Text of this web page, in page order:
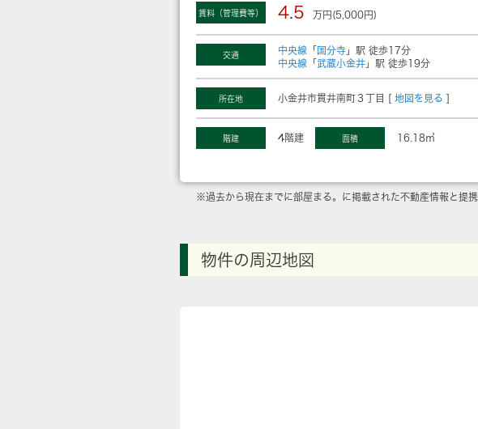
賃料（管理費等） 4.5 万円(5,000円)
交通 中央線 「 国分寺 」駅 徒歩17分
中央線 「 武蔵小金井 」駅 徒歩19分
所在地 小金井市貫井南町３丁目 [ 地図を見る ]
階建 4階建 面積 16.18㎡
※過去から現在までに部屋まる。に掲載された不動産情報と提
物件の周辺地図